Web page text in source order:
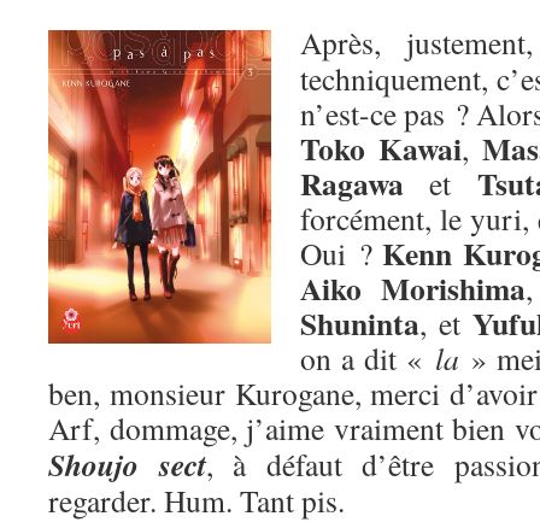
Après,
techniquement,
n’est-ce pas ?
Toko Kawai,
Ragawa et
forcément, le yuri,
Oui ?Kenn
Aiko Morishima
Shuninta, et
on a dit « la »
ben, monsieur Kurogane, merci
Arf, dommage, j’aime vraiment bien
Shoujo sect, à défaut d’être
regarder. Hum. Tant pis.